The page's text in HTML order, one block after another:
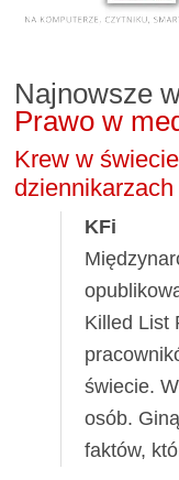
Najnowsze
Prawo w
Krew w
KFi
Killed List
świecie.
osób.
faktów,